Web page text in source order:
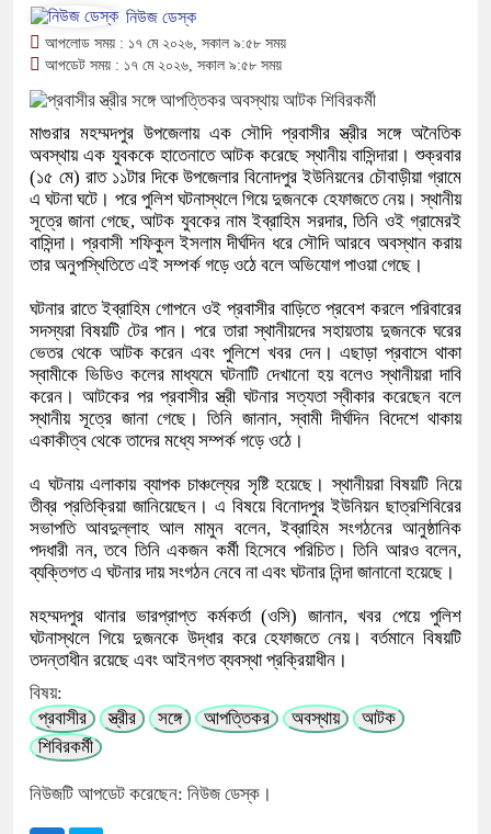
নিউজ ডেস্ক
আপলোড সময় : ১৭ মে ২০২৬, সকাল ৯:৫৮ সময়
আপডেট সময় : ১৭ মে ২০২৬, সকাল ৯:৫৮ সময়
মাগুরার মহম্মদপুর উপজেলায় এক সৌদি প্রবাসীর স্ত্রীর সঙ্গে অনৈতিক
অবস্থায় এক যুবককে হাতেনাতে আটক করেছে স্থানীয় বাসিন্দারা। শুক্রবার
(১৫ মে) রাত ১১টার দিকে উপজেলার বিনোদপুর ইউনিয়নের চৌবাড়ীয়া গ্রামে
এ ঘটনা ঘটে। পরে পুলিশ ঘটনাস্থলে গিয়ে দুজনকে হেফাজতে নেয়। স্থানীয়
সূত্রে জানা গেছে, আটক যুবকের নাম ইব্রাহিম সরদার, তিনি ওই গ্রামেরই
বাসিন্দা। প্রবাসী শফিকুল ইসলাম দীর্ঘদিন ধরে সৌদি আরবে অবস্থান করায়
তার অনুপস্থিতিতে এই সম্পর্ক গড়ে ওঠে বলে অভিযোগ পাওয়া গেছে।
ঘটনার রাতে ইব্রাহিম গোপনে ওই প্রবাসীর বাড়িতে প্রবেশ করলে পরিবারের
সদস্যরা বিষয়টি টের পান। পরে তারা স্থানীয়দের সহায়তায় দুজনকে ঘরের
ভেতর থেকে আটক করেন এবং পুলিশে খবর দেন। এছাড়া প্রবাসে থাকা
স্বামীকে ভিডিও কলের মাধ্যমে ঘটনাটি দেখানো হয় বলেও স্থানীয়রা দাবি
করেন। আটকের পর প্রবাসীর স্ত্রী ঘটনার সত্যতা স্বীকার করেছেন বলে
স্থানীয় সূত্রে জানা গেছে। তিনি জানান, স্বামী দীর্ঘদিন বিদেশে থাকায়
একাকীত্ব থেকে তাদের মধ্যে সম্পর্ক গড়ে ওঠে।
এ ঘটনায় এলাকায় ব্যাপক চাঞ্চল্যের সৃষ্টি হয়েছে। স্থানীয়রা বিষয়টি নিয়ে
তীব্র প্রতিক্রিয়া জানিয়েছেন। এ বিষয়ে বিনোদপুর ইউনিয়ন ছাত্রশিবিরের
সভাপতি আবদুল্লাহ আল মামুন বলেন, ইব্রাহিম সংগঠনের আনুষ্ঠানিক
পদধারী নন, তবে তিনি একজন কর্মী হিসেবে পরিচিত। তিনি আরও বলেন,
ব্যক্তিগত এ ঘটনার দায় সংগঠন নেবে না এবং ঘটনার নিন্দা জানানো হয়েছে।
মহম্মদপুর থানার ভারপ্রাপ্ত কর্মকর্তা (ওসি) জানান, খবর পেয়ে পুলিশ
ঘটনাস্থলে গিয়ে দুজনকে উদ্ধার করে হেফাজতে নেয়। বর্তমানে বিষয়টি
তদন্তাধীন রয়েছে এবং আইনগত ব্যবস্থা প্রক্রিয়াধীন।
বিষয়:
প্রবাসীর
স্ত্রীর সঙ্গে আপত্তিকর অবস্থায়
আটক
শিবিরকর্মী
নিউজটি আপডেট করেছেন: নিউজ ডেস্ক।